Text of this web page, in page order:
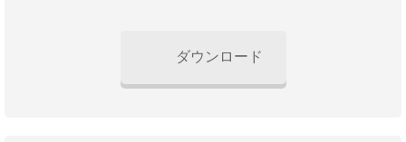
ダウンロード